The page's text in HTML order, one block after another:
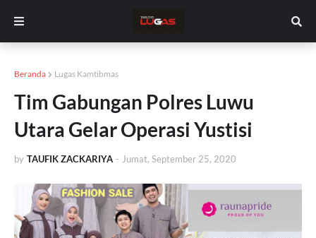
Beranda Lugas Kamtibmas
Tim Gabungan Polres Luwu
Utara Gelar Operasi Yustisi
by TAUFIK ZACKARIYA - Jumat, September 25, 2020